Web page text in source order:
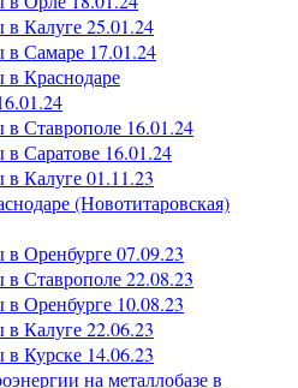
в Калуге 25.01.24
в Самаре 17.01.24
в Краснодаре
в Ставрополе 16.01.24
в Саратове 16.01.24
в Калуге 01.11.23
(Новотитаровская)
в Оренбурге 07.09.23
в Ставрополе 22.08.23
в Оренбурге 10.08.23
в Калуге 22.06.23
в Курске 14.06.23
на металлобазе в